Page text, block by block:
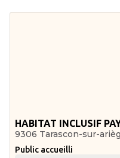
HABITAT INCLUSIF
9306 Tarascon-sur-
Public accueilli